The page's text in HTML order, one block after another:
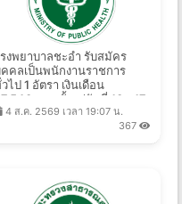
งพยาบาลชะอํา รับสมัคร
คลเป็นพนักงานราชการ
ไป 1 อัตรา เงินเดือน
บาท ตั้งแต่วันที่ 10 - 17
ค. 2569
4 ส.ค. 2569 เวลา 19:07 น.
367